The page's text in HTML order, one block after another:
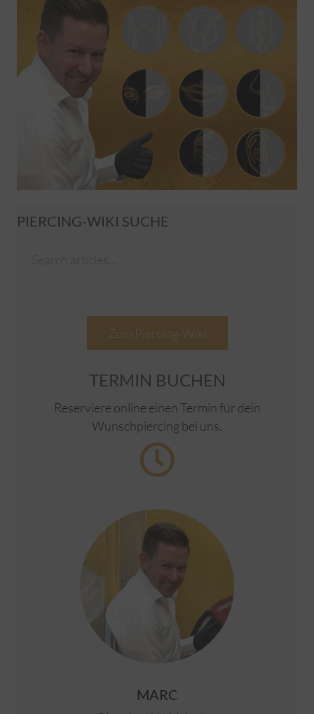
PIERCING-WIKI SUCHE
Zum Piercing-Wiki
TERMIN BUCHEN
Reserviere online einen Termin für dein
Wunschpiercing bei uns.
MARC